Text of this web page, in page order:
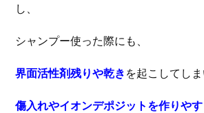
し、
シャンプー使った際にも、
界面活性剤残りや乾き を起こしてしま
傷入れやイオンデポジットを作りや